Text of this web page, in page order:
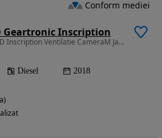
Geartronic Inscription
1969 cm3 • 190 CP • D4 AWD Inscription Ventilatie CameraM Jante20 PieleCrem BLIS GARANTIE
Diesel 2018
Conform mediei